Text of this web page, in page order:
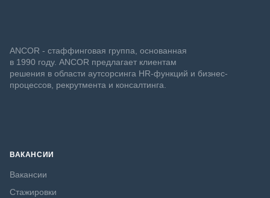
ANCOR - стаффинговая группа, основанная
в 1990 году. ANCOR предлагает клиентам
решения в области аутсорсинга HR-функций и бизнес-
процессов, рекрутмента и консалтинга.
ВАКАНСИИ
Вакансии
Стажировки